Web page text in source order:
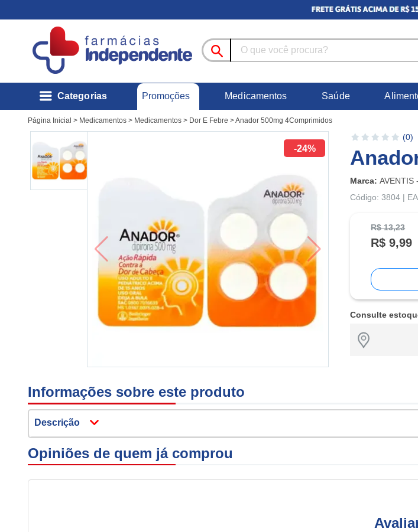
Categorias Promoções Medicamentos Saúde
Página Inicial > Medicamentos > Medicamentos > Dor E Febre >Anador 500mg 4Comprimidos
-24%
(0)
Marca:AVENTIS
Código: 3804 |
R$ 13,23
R$ 9,99
Consulte
Informações sobre este produto
Descrição
Opiniões de quem já comprou